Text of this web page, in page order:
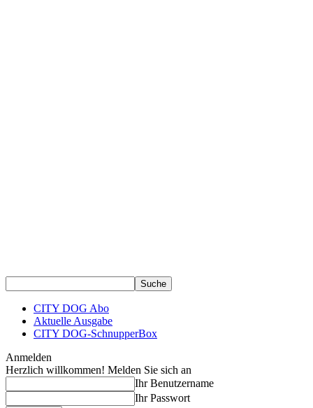
CITY DOG Abo
Aktuelle Ausgabe
CITY DOG-SchnupperBox
Anmelden
Herzlich willkommen! Melden Sie sich an
Ihr Benutzername
Ihr Passwort